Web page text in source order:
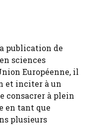
publication de
sciences
Européenne, il
et inciter à un
consacrer à plein
en tant que
plusieurs